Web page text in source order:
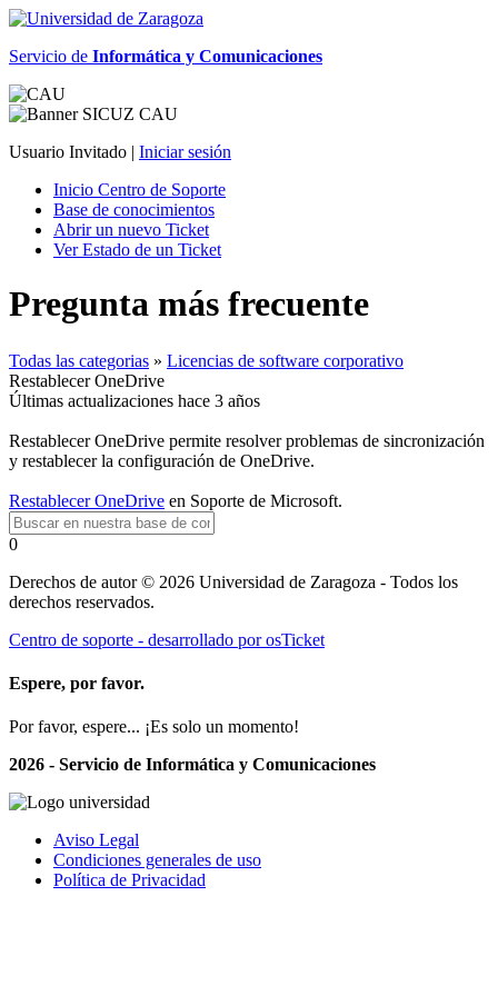
Servicio de Informática y Comunicaciones
Usuario Invitado | Iniciar sesión
Inicio Centro de Soporte
Base de conocimientos
Abrir un nuevo Ticket
Ver Estado de un Ticket
Pregunta más frecuente
Todas las categorias » Licencias de software corporativo
Restablecer OneDrive
Últimas actualizaciones hace 3 años
Restablecer OneDrive permite resolver problemas de sincronización
y restablecer la configuración de OneDrive.
Restablecer OneDrive en Soporte de Microsoft.
0
Derechos de autor © 2026 Universidad de Zaragoza - Todos los
derechos reservados.
Centro de soporte - desarrollado por osTicket
Espere, por favor.
Por favor, espere... ¡Es solo un momento!
2026 - Servicio de Informática y Comunicaciones
Aviso Legal
Condiciones generales de uso
Política de Privacidad